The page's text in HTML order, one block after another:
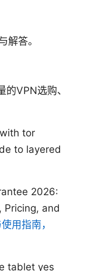
解答。
VPN选购、
tor
to layered
2026:
Pricing, and
用指南，
tablet yes